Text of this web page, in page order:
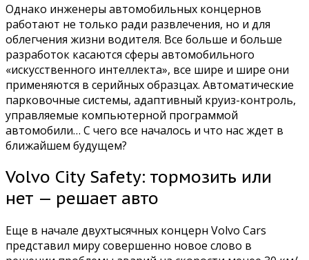
Однако инженеры автомобильных концернов
работают не только ради развлечения, но и для
облегчения жизни водителя. Все больше и больше
разработок касаются сферы автомобильного
«искусственного интеллекта», все шире и шире они
применяются в серийных образцах. Автоматические
парковочные системы, адаптивный круиз-контроль,
управляемые компьютерной программой
автомобили… С чего все началось и что нас ждет в
ближайшем будущем?
Volvo City Safety: тормозить или
нет — решает авто
Еще в начале двухтысячных концерн Volvo Cars
представил миру совершенно новое слово в